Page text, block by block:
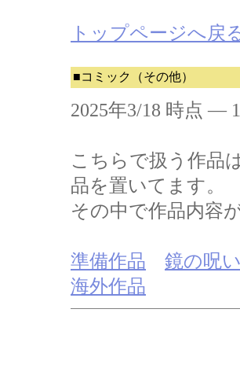
トップページへ戻
■コミック（その他）
2025年3/18 時点 ―
こちらで扱う作品
品を置いてます。
その中で作品内容
準備作品 鏡の呪
海外作品